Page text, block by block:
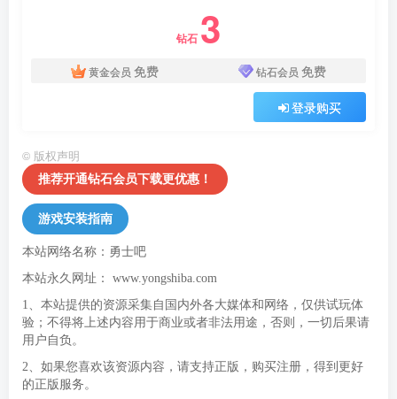
钻石 3
黄金会员 免费 钻石会员 免费
登录购买
© 版权声明
推荐开通钻石会员下载更优惠！
游戏安装指南
本站网络名称：勇士吧
本站永久网址： www.yongshiba.com
1、本站提供的资源采集自国内外各大媒体和网络，仅供试玩体
验；不得将上述内容用于商业或者非法用途，否则，一切后果请
用户自负。
2、如果您喜欢该资源内容，请支持正版，购买注册，得到更好
的正版服务。